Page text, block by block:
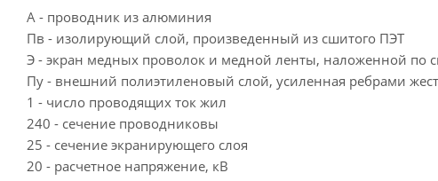
А - проводник из алюминия
Пв - изолирующий слой, произведенный из сшитого ПЭТ
Э - экран медных проволок и медной ленты, наложенной по
Пу - внешний полиэтиленовый слой, усиленная ребрами
1 - число проводящих ток жил
240 - сечение проводниковы
25 - сечение экранирующего слоя
20 - расчетное напряжение, кВ